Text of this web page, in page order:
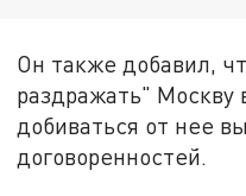
Он также добавил,
раздражать" Москву
добиваться от нее
договоренностей.